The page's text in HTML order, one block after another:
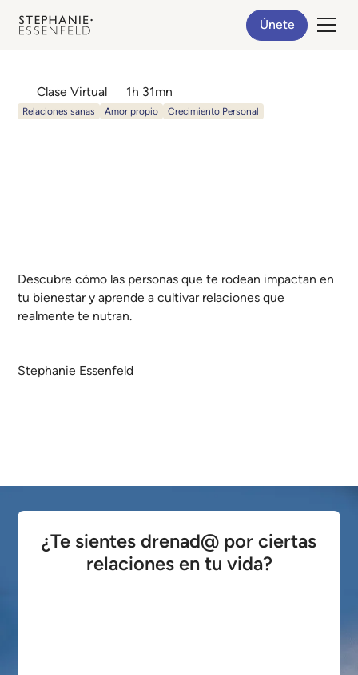
Únete
Clase Virtual 1h 31mn
Relaciones sanas Amor propio Crecimiento Personal
Descubre cómo las personas que te rodean impactan en
tu bienestar y aprende a cultivar relaciones que
realmente te nutran.
Stephanie Essenfeld
¿Te sientes drenad@ por ciertas
relaciones en tu vida?